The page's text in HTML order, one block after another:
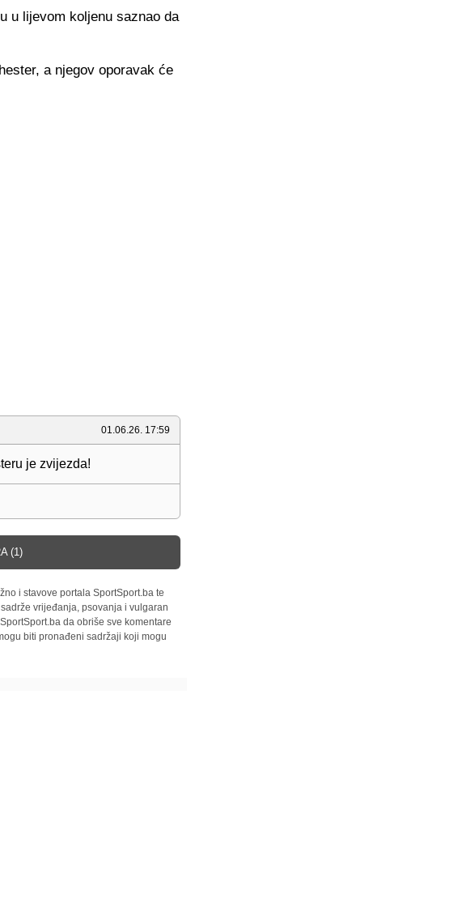
u lijevom koljenu saznao da
a njegov oporavak će
01.06.26. 17:59
je zvijezda!
(1)
i stavove portala SportSport.ba te
vrijeđanja, psovanja i vulgaran
da obriše sve komentare
biti pronađeni sadržaji koji mogu